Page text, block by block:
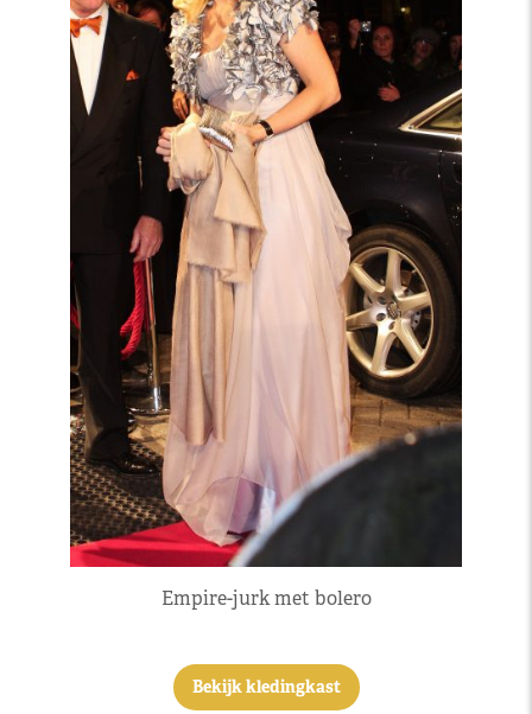
Empire-jurk met bolero
Bekijk kledingkast